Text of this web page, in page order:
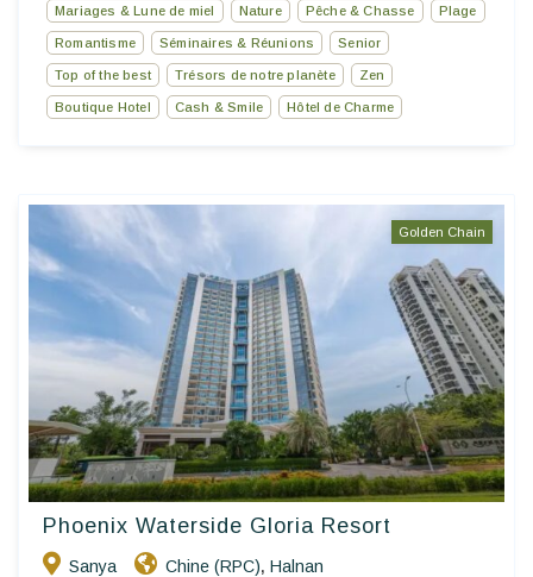
Mariages & Lune de miel Nature Pêche & Chasse Plage
Romantisme Séminaires & Réunions Senior
Top of the best Trésors de notre planète Zen
Boutique Hotel Cash & Smile Hôtel de Charme
Golden Chain
Phoenix Waterside Gloria Resort
Sanya Chine (RPC), Halnan